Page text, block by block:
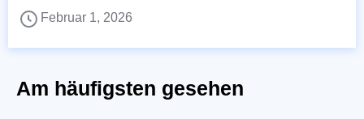
Februar 1, 2026
Am häufigsten gesehen